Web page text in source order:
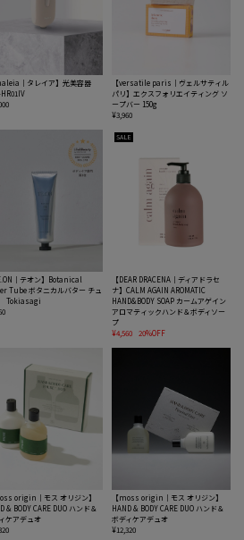
｜タレイア】光美容器
【versatile paris｜ヴェルサティル
パリ】エクスフォリエイティング ソ
ープバー 150g
¥3,960
｜テオン】Botanical
Tube ボタニカルバター チュ
Tokiasagi
SALE
【DEAR DRACENA｜ディアドラセ
ナ】CALM AGAIN AROMATIC
HAND&BODY SOAP カームアゲイン
アロマティックハンド＆ボディソー
プ
¥4,560
20%OFF
origin｜モス オリジン】
& BODY CARE DUO ハンド＆
ケアデュオ
【moss origin｜モス オリジン】
HAND & BODY CARE DUO ハンド＆
ボディケアデュオ
¥12,320